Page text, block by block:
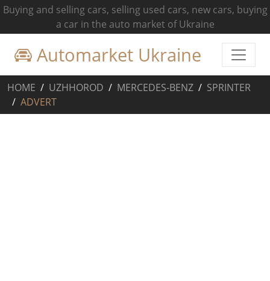
Buying and selling cars, selling used cars, new cars, buying
a car in the auto market of Ukraine
Automarket Ukraine
HOME UZHHOROD MERCEDES-BENZ
SPRINTER
ADVERT